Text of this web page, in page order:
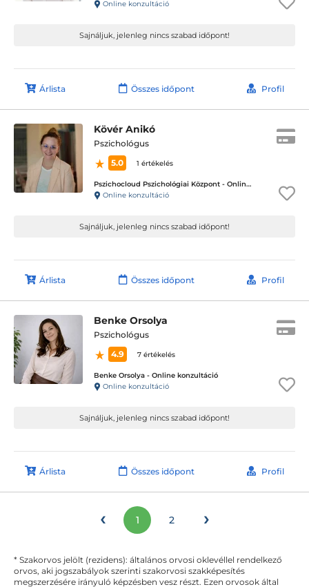
Online konzultáció
Sajnáljuk, jelenleg nincs szabad időpont!
Árlista Összes időpont Profil
Kövér Anikó
Pszichológus
5.0
1 értékelés
Pszichocloud Pszichológiai Központ - Online ügyfélfogadás
Online konzultáció
Sajnáljuk, jelenleg nincs szabad időpont!
Árlista Összes időpont Profil
Benke Orsolya
Pszichológus
4.9
7 értékelés
Benke Orsolya - Online konzultáció
Online konzultáció
Sajnáljuk, jelenleg nincs szabad időpont!
Árlista Összes időpont Profil
‹ 1 2 ›
* Szakorvos jelölt (rezidens): általános orvosi oklevéllel rendelkező
orvos, aki jogszabályok szerinti szakorvosi szakképesítés
megszerzésére irányuló képzésben vesz részt. Ezen orvosok által